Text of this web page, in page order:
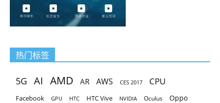
热门标签
5G AI AMD AR AWS CES 2017 CPU
Facebook GPU HTC HTC Vive NVIDIA Oculus Oppo